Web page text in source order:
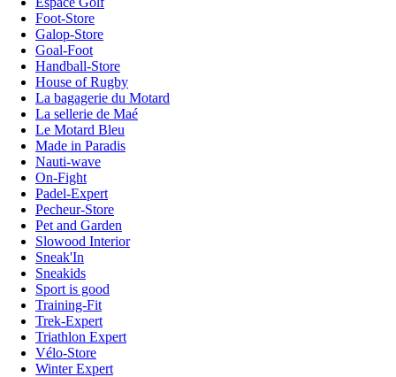
Foot-Store
Galop-Store
Goal-Foot
Handball-Store
House of Rugby
La bagagerie du Motard
La sellerie de Maé
Le Motard Bleu
Made in Paradis
Nauti-wave
On-Fight
Padel-Expert
Pecheur-Store
Pet and Garden
Slowood Interior
Sneak'In
Sneakids
Sport is good
Training-Fit
Trek-Expert
Triathlon Expert
Vélo-Store
Winter Expert